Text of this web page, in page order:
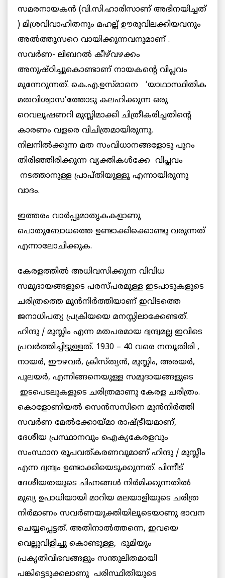
സമരനായകൻ (വി.സി.ഹാരിസാണ് അഭിനയിച്ചത്
) മിശ്രവിവാഹിതനും മഹല്ല് ഊരുവിലക്കിയവനും
അൽത്തൂസറെ വായിക്കുന്നവനുമാണ് .
സവർണ- ലിബറൽ കീഴ്‌വഴക്കം
അനുഷ്ഠിച്ചുകൊണ്ടാണ് നായകന്റെ വിപ്ലവം
മുന്നേറുന്നത്. കെ.എ.ഉസ്മാനെ ‘യാഥാസ്ഥിതിക
മതവിശ്വാസ’ത്തോടു കലഹിക്കുന്ന ഒരു
റെവലൂഷണറി മുസ്ലിമാക്കി ചിത്രീകരിച്ചതിന്റെ
കാരണം വളരെ വിചിത്രമായിരുന്നു,
നിലനിൽക്കുന്ന മത സംവിധാനങ്ങളോടു പുറം
തിരിഞ്ഞിരിക്കുന്ന വ്യക്തികൾക്കേ വിപ്ലവം
നടത്താനുള്ള പ്രാപ്തിയുള്ളൂ എന്നായിരുന്നു
വാദം.
ഇത്തരം വാർപ്പുമാതൃകകളാണു
പൊതുബോധത്തെ ഉണ്ടാക്കിക്കൊണ്ടു വരുന്നത്
എന്നാലോചിക്കുക.
കേരളത്തിൽ അധിവസിക്കുന്ന വിവിധ
സമുദായങ്ങളുടെ പരസ്പരമുള്ള ഇടപാടുകളുടെ
ചരിത്രത്തെ മുൻനിർത്തിയാണ് ഇവിടത്തെ
ജനാധിപത്യ പ്രക്രിയയെ മനസ്സിലാക്കേണ്ടത്.
ഹിന്ദു / മുസ്ലിം എന്ന മതപരമായ ദ്വന്ദ്വമല്ല ഇവിടെ
പ്രവർത്തിച്ചിട്ടുള്ളത്. 1930 – 40 വരെ നമ്പൂതിരി ,
നായർ, ഈഴവർ, ക്രിസ്ത്യൻ, മുസ്ലിം, അരയർ,
പുലയർ, എന്നിങ്ങനെയുള്ള സമുദായങ്ങളുടെ
ഇടപെടലുകളുടെ ചരിത്രമാണു കേരള ചരിത്രം.
കൊളോണിയൽ സെൻസസിനെ മുൻനിർത്തി
സവർണ മേൽക്കോയ്മാ രാഷ്ട്രീയമാണ്,
ദേശീയ പ്രസ്ഥാനവും ഐക്യകേരളവും
സംസ്ഥാന രൂപവത്കരണവുമാണ് ഹിന്ദു / മുസ്ലീം
എന്ന ദ്വന്ദ്വം ഉണ്ടാക്കിയെടുക്കുന്നത്‌. പിന്നീട്
ദേശീയതയുടെ ചിഹ്നങ്ങൾ നിർമിക്കുന്നതിൽ
മുഖ്യ ഉപാധിയായി മാറിയ മലയാളിയുടെ ചരിത്ര
നിർമാണം സവർണയുക്തിയിലൂടെയാണു ഭാവന
ചെയ്യപ്പെട്ടത്. അതിനാൽത്തന്നെ, ഇവയെ
വെല്ലുവിളിച്ചു കൊണ്ടുള്ള, ഭൂമിയും
പ്രകൃതിവിഭവങ്ങളും സന്തുലിതമായി
പങ്കിട്ടെടുക്കലാണു പരിസ്ഥിതിയുടെ